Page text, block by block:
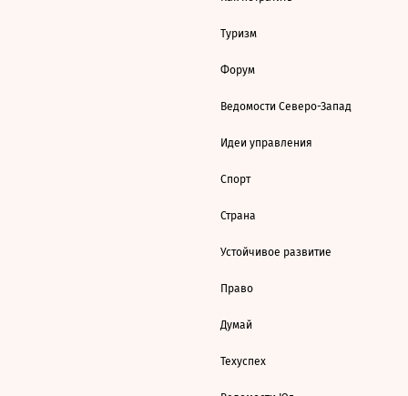
Туризм
Форум
Ведомости Северо-Запад
Идеи управления
Спорт
Страна
Устойчивое развитие
Право
Думай
Техуспех